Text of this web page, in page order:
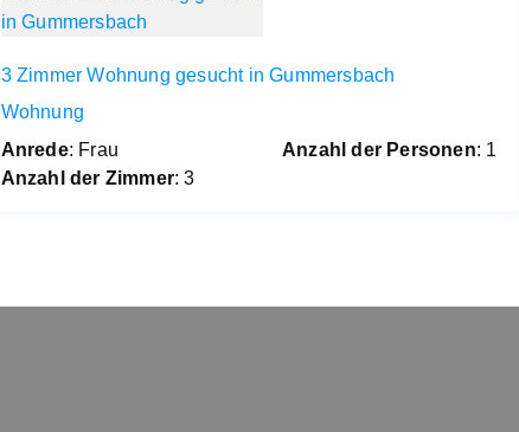
3 Zimmer Wohnung gesucht in Gummersbach
Wohnung
Anrede: Frau Anzahl der Personen: 1
Anzahl der Zimmer: 3